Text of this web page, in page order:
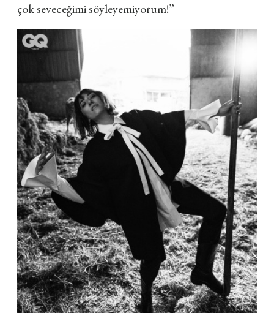
çok seveceğimi söyleyemiyorum!”